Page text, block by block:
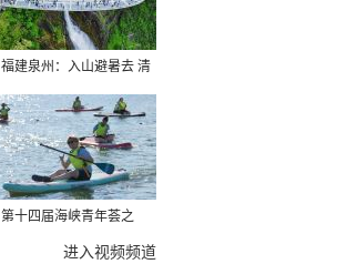
福建泉州：入山避暑去 清
凉好惬意
第十四届海峡青年荟之
2026榕台青年大学生水上
进入视频频道